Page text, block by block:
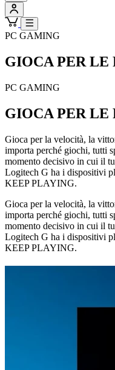
PC GAMING
GIOCA PER LE
PC GAMING
GIOCA PER LE
Gioca per la velocità, la
importa perché giochi, tutti
momento decisivo in cui il
Logitech G ha i dispositivi
KEEP PLAYING.
Gioca per la velocità, la
importa perché giochi, tutti
momento decisivo in cui il
Logitech G ha i dispositivi
KEEP PLAYING.